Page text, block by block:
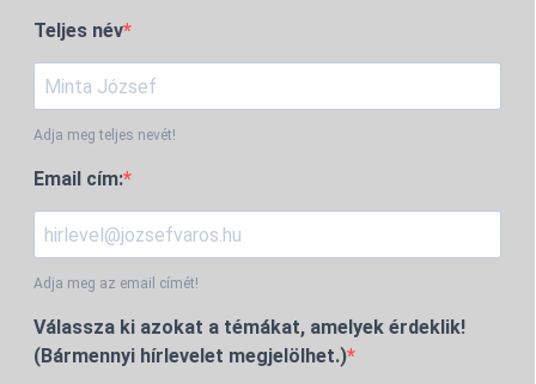
Teljes név
Adja meg teljes nevét!
Email cím:
Adja meg az email címét!
Válassza ki azokat a témákat, amelyek érdeklik!
(Bármennyi hírlevelet megjelölhet.)